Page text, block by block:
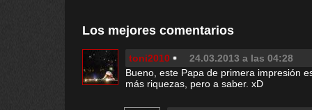
Los mejores comentarios
toni2010
24.03.2013 a las 04:28
Bueno, este Papa de primera impresión
más riquezas, pero a saber. xD